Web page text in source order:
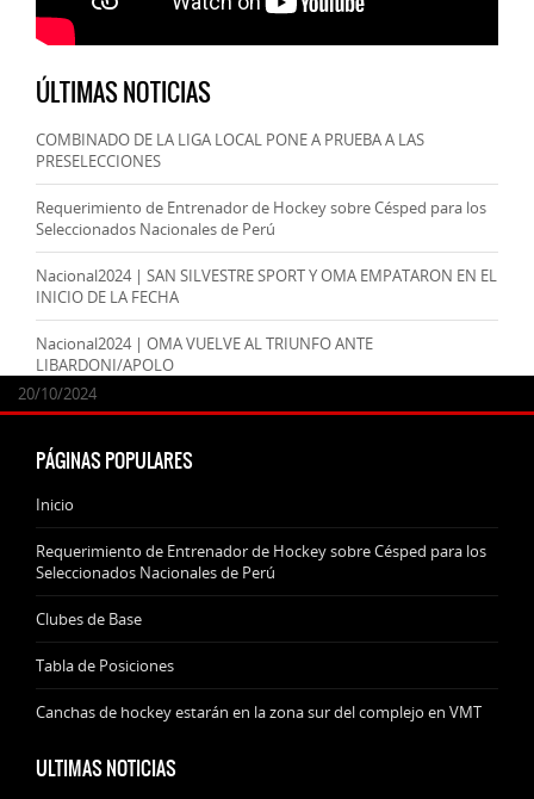
ÚLTIMAS NOTICIAS
COMBINADO DE LA LIGA LOCAL PONE A PRUEBA A LAS
PRESELECCIONES
24/09/2025
Requerimiento de Entrenador de Hockey sobre Césped para los
Seleccionados Nacionales de Perú
07/11/2024
Nacional2024 | SAN SILVESTRE SPORT Y OMA EMPATARON EN EL
INICIO DE LA FECHA
20/10/2024
Nacional2024 | OMA VUELVE AL TRIUNFO ANTE
LIBARDONI/APOLO
20/10/2024
PÁGINAS POPULARES
Inicio
Requerimiento de Entrenador de Hockey sobre Césped para los
Seleccionados Nacionales de Perú
Clubes de Base
Tabla de Posiciones
Canchas de hockey estarán en la zona sur del complejo en VMT
ULTIMAS NOTICIAS